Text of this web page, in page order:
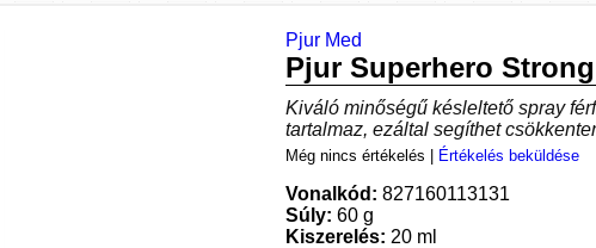
Pjur Med
Pjur Superhero
Kiváló minőségű késleltető spray
tartalmaz, ezáltal segíthet
Még nincs értékelés Értékelés beküldése
Vonalkód: 827160113131
Súly: 60 g
Kiszerelés: 20 ml